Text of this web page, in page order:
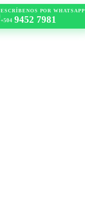
ESCRÍBENOS POR WHATSAPP
+504 9452 7981